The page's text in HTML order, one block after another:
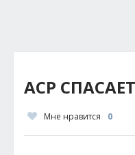
АСР
Мне нравится 0